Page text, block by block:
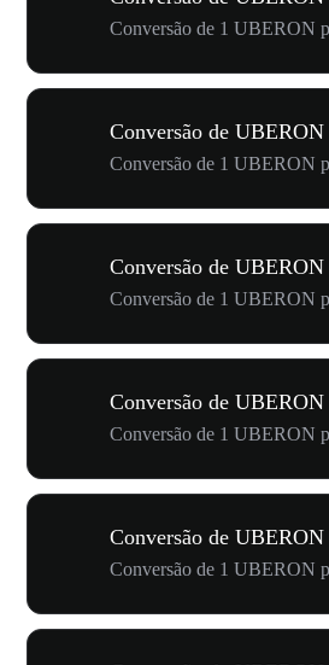
Conversão de 1 UBERON
Conversão de
Conversão de 1 UBERON
Conversão de
Conversão de 1 UBERON
Conversão de
Conversão de 1 UBERON
Conversão de
Conversão de 1 UBERON